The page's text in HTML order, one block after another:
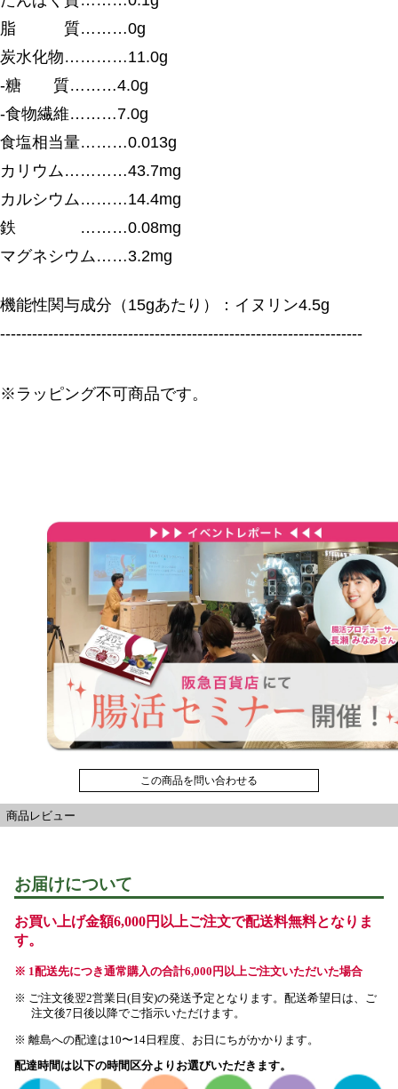
脂 質………0g
炭水化物…………11.0g
-糖 質………4.0g
-食物繊維………7.0g
食塩相当量………0.013g
カリウム…………43.7mg
カルシウム………14.4mg
鉄 ………0.08mg
マグネシウム……3.2mg
機能性関与成分（15gあたり）：イヌリン4.5g
--------------------------------------------------------------------
※ラッピング不可商品です。
この商品を問い合わせる
商品レビュー